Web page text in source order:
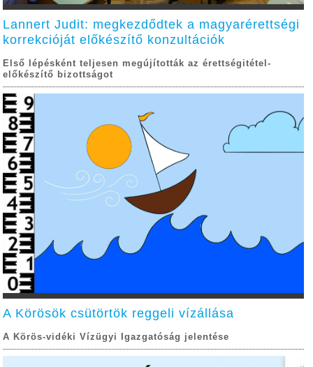
Lannert Judit: megkezdődtek a magyarérettségi
korrekcióját előkészítő konzultációk
Első lépésként teljesen megújították az érettségitétel-
előkészítő bizottságot
A Körösök csütörtök reggeli vízállása
A Körös-vidéki Vízügyi Igazgatóság jelentése